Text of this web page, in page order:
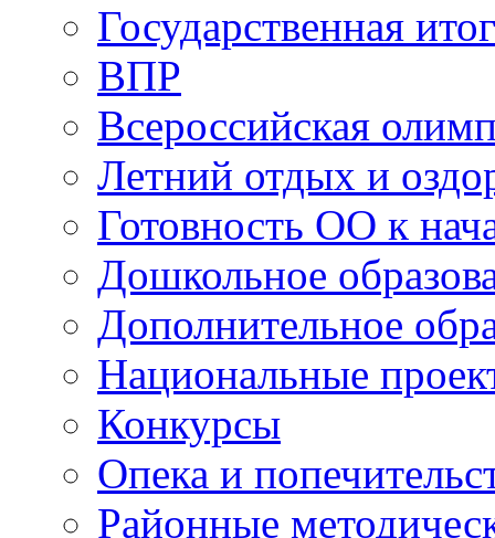
Государственная
ВПР
Всероссийская
Летний отдых и
Готовность ОО к
Дошкольное
Дополнительное
Национальные
Конкурсы
Опека и
Районные